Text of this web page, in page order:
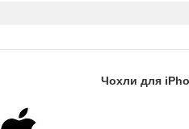
Чохли для